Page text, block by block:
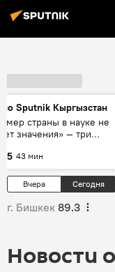
Sputnik Кыргызстан
страны в науке не
значения» — три
и Кыргызстана в
и
43 мин
Вчера Сегодня
г. Бишкек 89.3
Новости